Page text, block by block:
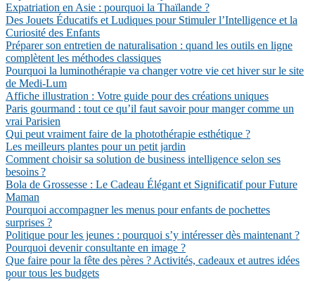
Expatriation en Asie : pourquoi la Thaïlande ?
Des Jouets Éducatifs et Ludiques pour Stimuler l’Intelligence et la
Curiosité des Enfants
Préparer son entretien de naturalisation : quand les outils en ligne
complètent les méthodes classiques
Pourquoi la luminothérapie va changer votre vie cet hiver sur le site
de Medi-Lum
Affiche illustration : Votre guide pour des créations uniques
Paris gourmand : tout ce qu’il faut savoir pour manger comme un
vrai Parisien
Qui peut vraiment faire de la photothérapie esthétique ?
Les meilleurs plantes pour un petit jardin
Comment choisir sa solution de business intelligence selon ses
besoins ?
Bola de Grossesse : Le Cadeau Élégant et Significatif pour Future
Maman
Pourquoi accompagner les menus pour enfants de pochettes
surprises ?
Politique pour les jeunes : pourquoi s’y intéresser dès maintenant ?
Pourquoi devenir consultante en image ?
Que faire pour la fête des pères ? Activités, cadeaux et autres idées
pour tous les budgets